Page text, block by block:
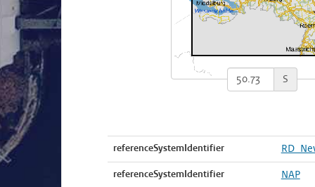
S
referenceSystemIdentifier
referenceSystemIdentifier NAP